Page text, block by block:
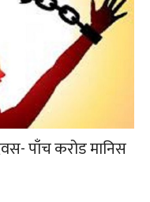
पाँच करोड मानिस